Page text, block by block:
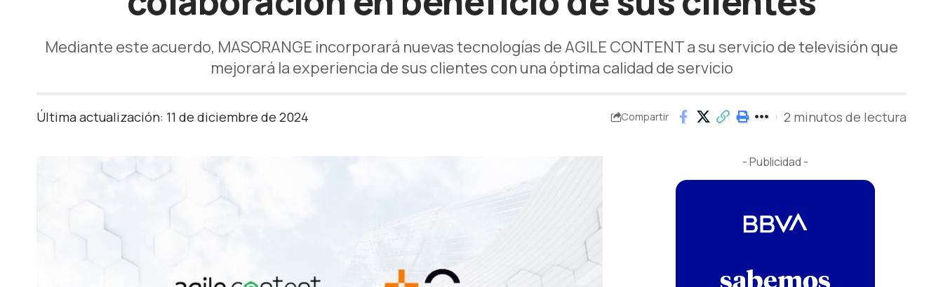
Mediante este acuerdo, MASORANGE incorporará nuevas tecnologías de AGILE CONTENT a su servicio de televisión que
mejorará la experiencia de sus clientes con una óptima calidad de servicio
Última actualización: 11 de diciembre de 2024 Compartir 2 minutos de lectura
- Publicidad -